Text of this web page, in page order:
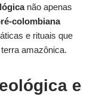
não apenas
colombiana
e rituais que
amazônica.
e